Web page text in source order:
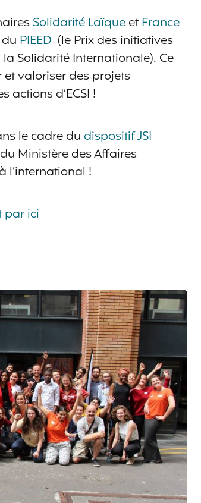
Solidarité LaïqueetFrance
PIEED (le Prix des initiatives
Solidarité Internationale). Ce
valoriser des projets
d’ECSI !
le cadre dudispositif JSI
Ministère des Affaires
l’international !
par ici